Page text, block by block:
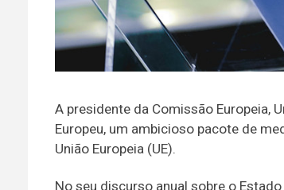
A presidente da Comissão Europeia,
Europeu, um ambicioso pacote de
União Europeia (UE).
No seu discurso anual sobre o